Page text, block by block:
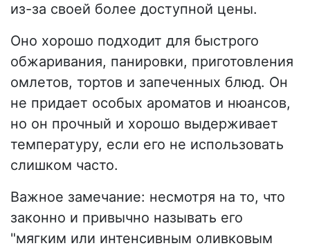
из-за своей более доступной цены.
Оно хорошо подходит для быстрого
обжаривания, панировки, приготовления
омлетов, тортов и запеченных блюд. Он
не придает особых ароматов и нюансов,
но он прочный и хорошо выдерживает
температуру, если его не использовать
слишком часто.
Важное замечание: несмотря на то, что
законно и привычно называть его
"мягким или интенсивным оливковым